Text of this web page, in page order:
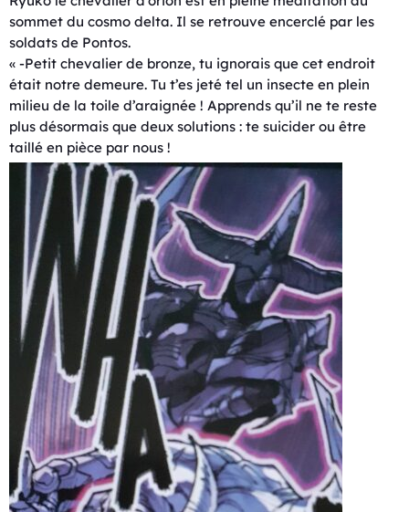
sommet du cosmo delta. Il se retrouve encerclé par les
soldats de Pontos.
« -Petit chevalier de bronze, tu ignorais que cet endroit
était notre demeure. Tu t’es jeté tel un insecte en plein
milieu de la toile d’araignée ! Apprends qu’il ne te reste
plus désormais que deux solutions : te suicider ou être
taillé en pièce par nous !